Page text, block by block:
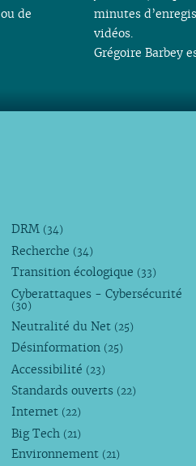
de
minutes
vidéos.
Grégoire Barbey
DRM (34)
Recherche (34)
Transition écologique (33)
Cyberattaques - Cybersécurité
(30)
Neutralité du Net (25)
Désinformation (25)
Accessibilité (23)
Standards ouverts (22)
Internet (22)
Big Tech (21)
Environnement (21)